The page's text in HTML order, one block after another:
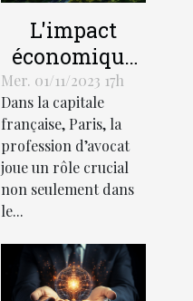
L'impact
économique
de la
profession
d'avocat à
Paris
Mer. 01/11/2023 17h
Dans la capitale
française, Paris, la
profession d’avocat
joue un rôle crucial
non seulement dans
le...